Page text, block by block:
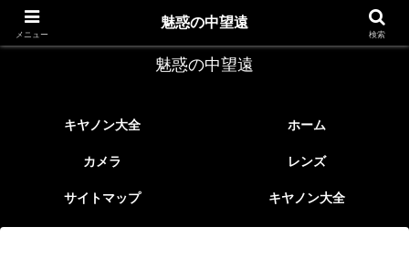
レトロなEFレンズ
魅惑の中望遠
キヤノン大全 ホーム
カメラ レンズ
サイトマップ キヤノン大全
メニュー
魅惑の中望遠
検索